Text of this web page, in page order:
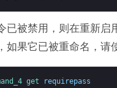
已被禁用，则在重新启
如果它已被重命名，请
get requirepass